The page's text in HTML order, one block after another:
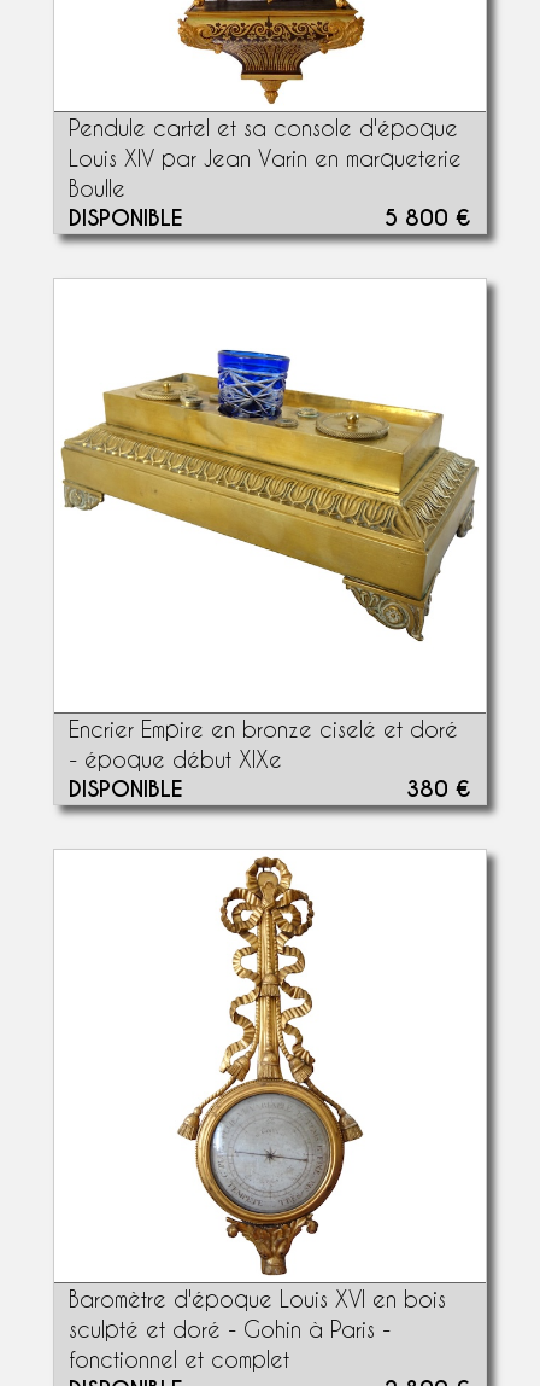
Pendule cartel et sa console d'époque
Louis XIV par Jean Varin en marqueterie
Boulle
DISPONIBLE 5 800 €
Encrier Empire en bronze ciselé et doré
- époque début XIXe
DISPONIBLE 380 €
Baromètre d'époque Louis XVI en bois
sculpté et doré - Gohin à Paris -
fonctionnel et complet